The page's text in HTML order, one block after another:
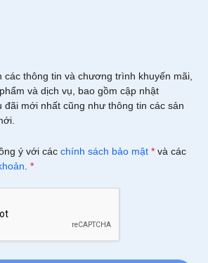
các thông tin và chương trình khuyến mãi,
và dịch vụ, bao gồm cập nhật
mới nhất cũng như thông tin các sản
ý với các chính sách bảo mật * và các
. *